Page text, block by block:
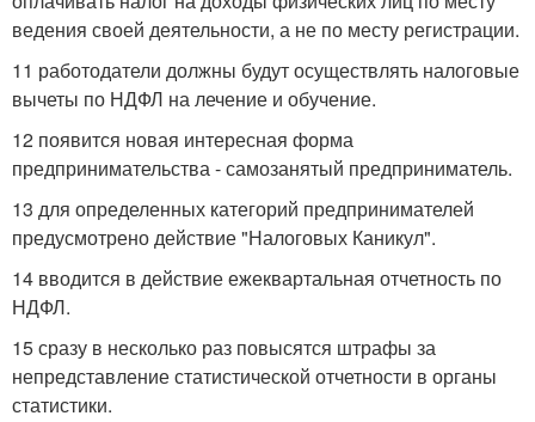
ведения своей деятельности, а не по месту регистрации.
11 работодатели должны будут осуществлять налоговые
вычеты по НДФЛ на лечение и обучение.
12 появится новая интересная форма
предпринимательства - самозанятый предприниматель.
13 для определенных категорий предпринимателей
предусмотрено действие "Налоговых Каникул".
14 вводится в действие ежеквартальная отчетность по
НДФЛ.
15 сразу в несколько раз повысятся штрафы за
непредставление статистической отчетности в органы
статистики.